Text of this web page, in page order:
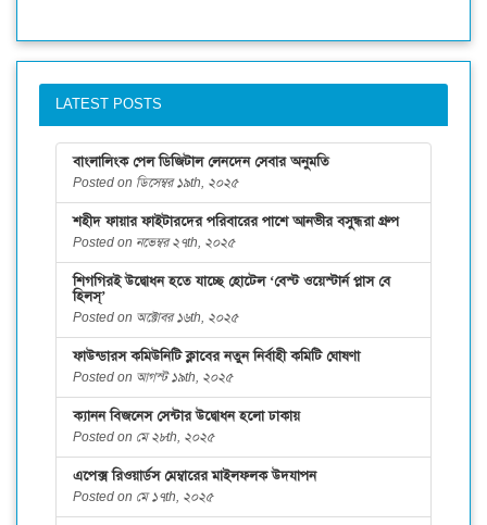
LATEST POSTS
বাংলালিংক পেল ডিজিটাল লেনদেন সেবার অনুমতি
Posted on ডিসেম্বর ১৯th, ২০২৫
শহীদ ফায়ার ফাইটারদের পরিবারের পাশে আনভীর বসুন্ধরা গ্রুপ
Posted on নভেম্বর ২৭th, ২০২৫
শিগগিরই উদ্বোধন হতে যাচ্ছে হোটেল ‘বেস্ট ওয়েস্টার্ন প্লাস বে
হিলস্’
Posted on অক্টোবর ১৬th, ২০২৫
ফাউন্ডারস কমিউনিটি ক্লাবের নতুন নির্বাহী কমিটি ঘোষণা
Posted on আগস্ট ১৯th, ২০২৫
ক্যানন বিজনেস সেন্টার উদ্বোধন হলো ঢাকায়
Posted on মে ২৮th, ২০২৫
এপেক্স রিওয়ার্ডস মেম্বারের মাইলফলক উদযাপন
Posted on মে ১৭th, ২০২৫